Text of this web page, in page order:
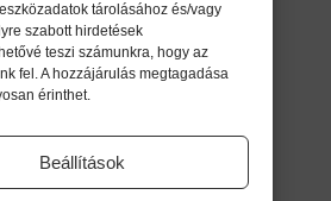
tárolásához és/vagy
szabott hirdetések
teszi számunkra, hogy az
fel. A hozzájárulás megtagadása
érinthet.
Beállítások